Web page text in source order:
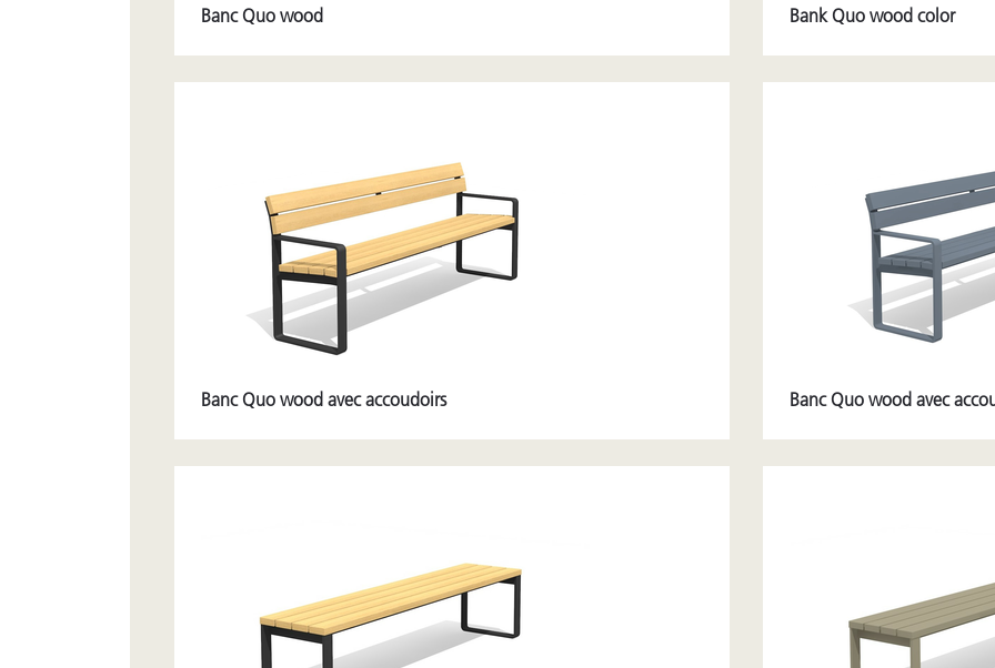
Banc Quo wood Bank Quo wood color
Banc Quo wood avec accoudoirs Banc Quo wood avec